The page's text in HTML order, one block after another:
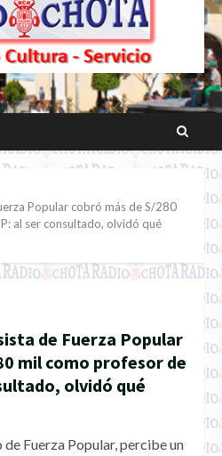
Popular cobró más de S/280
al ser consultado, olvidó qué
de Fuerza Popular
mil como profesor de
olvidó qué
Fuerza Popular, percibe un